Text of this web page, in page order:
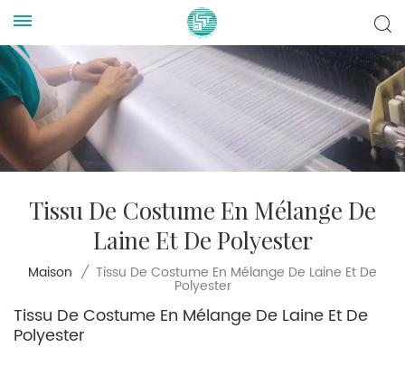
Tissu De Costume En Mélange De
Laine Et De Polyester
Maison / Tissu De Costume En Mélange De Laine Et De
Polyester
Tissu De Costume En Mélange De Laine Et De
Polyester